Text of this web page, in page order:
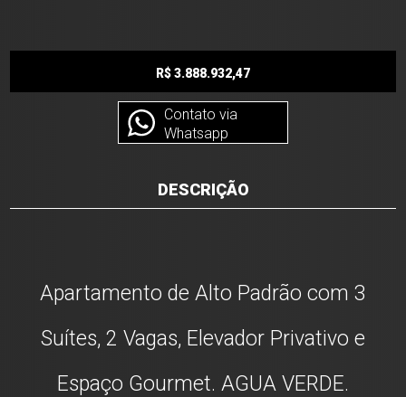
R$ 3.888.932,47
Contato via
Whatsapp
DESCRIÇÃO
Apartamento de Alto Padrão com 3
Suítes, 2 Vagas, Elevador Privativo e
Espaço Gourmet. AGUA VERDE.